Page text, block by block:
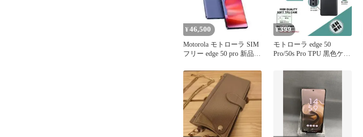
¥ 46,500
Motorola モトローラ SIM
フリー edge 50 pro 新品未
¥399
モトローラ edge 50
Pro/50s Pro TPU 黒色ケー